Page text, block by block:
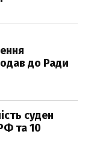
до Ради
суден
та 10